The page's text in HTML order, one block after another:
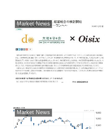
Market News
Market News